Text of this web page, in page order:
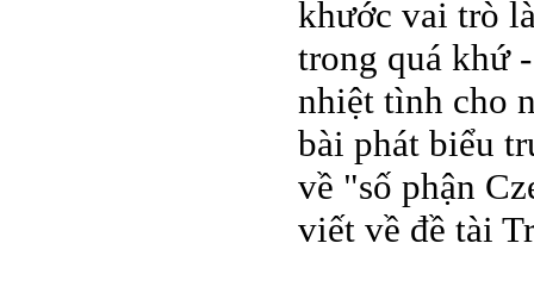
khước vai trò
trong quá khứ
nhiệt tình cho
bài phát biểu
về "số phận
viết về đề tài